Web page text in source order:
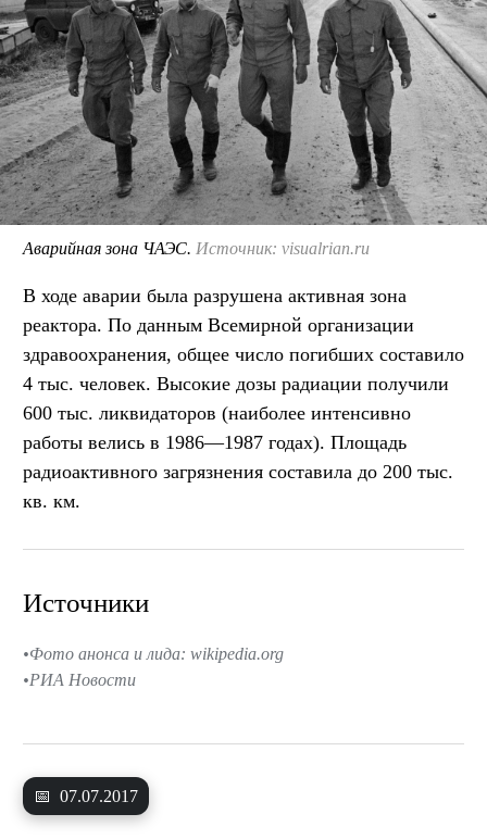
Аварийная зона ЧАЭС. Источник: visualrian.ru
В ходе аварии была разрушена активная зона
реактора. По данным Всемирной организации
здравоохранения, общее число погибших составило
4 тыс. человек. Высокие дозы радиации получили
600 тыс. ликвидаторов (наиболее интенсивно
работы велись в 1986—1987 годах). Площадь
радиоактивного загрязнения составила до 200 тыс.
кв. км.
📅 07.07.2017
Источники
Фото анонса и лида: wikipedia.org
РИА Новости